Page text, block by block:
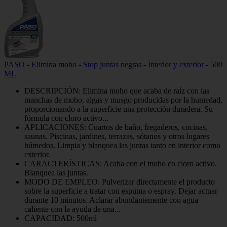
PASO - Elimina moho - Stop juntas negras - Interior y exterior - 500
ML
DESCRIPCIÓN: Elimina moho que acaba de raíz con las
manchas de moho, algas y musgo producidas por la humedad,
proporcionando a la superficie una protección duradera. Su
fórmula con cloro activo...
APLICACIONES: Cuartos de baño, fregaderos, cocinas,
saunas. Piscinas, jardines, terrazas, sótanos y otros lugares
húmedos. Limpia y blanquea las juntas tanto en interior como
exterior.
CARACTERÍSTICAS: Acaba con el moho co cloro activo.
Blanquea las juntas.
MODO DE EMPLEO: Pulverizar directamente el producto
sobre la superficie a tratar con espuma o espray. Dejar actuar
durante 10 minutos. Aclarar abundantemente con agua
caliente con la ayuda de una...
CAPACIDAD: 500ml